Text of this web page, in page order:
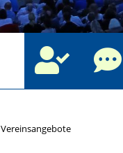
Vereinsangebote